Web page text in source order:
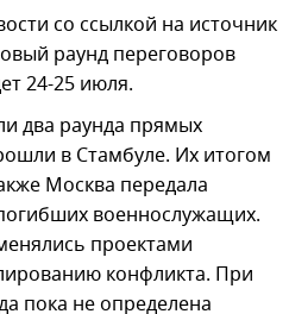
со ссылкой на источник
раунд переговоров
24-25 июля.
два раунда прямых
в Стамбуле. Их итогом
Москва передала
военнослужащих.
проектами
конфликта. При
пока не определена